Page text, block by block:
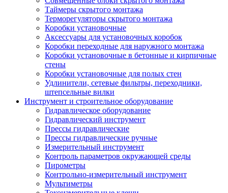
Таймеры скрытого монтажа
Терморегуляторы скрытого монтажа
Коробки установочные
Аксессуары для установочных коробок
Коробки переходные для наружного монтажа
Коробки установочные в бетонные и кирпичные
стены
Коробки установочные для полых стен
Удлинители, сетевые фильтры, переходники,
штепсельные вилки
Инструмент и строительное оборудование
Гидравлическое оборудование
Гидравлический инструмент
Прессы гидравлические
Прессы гидравлические ручные
Измерительный инструмент
Контроль параметров окружающей среды
Пирометры
Контрольно-измерительный инструмент
Мультиметры